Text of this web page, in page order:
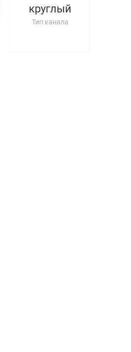
круглый
Тип канала